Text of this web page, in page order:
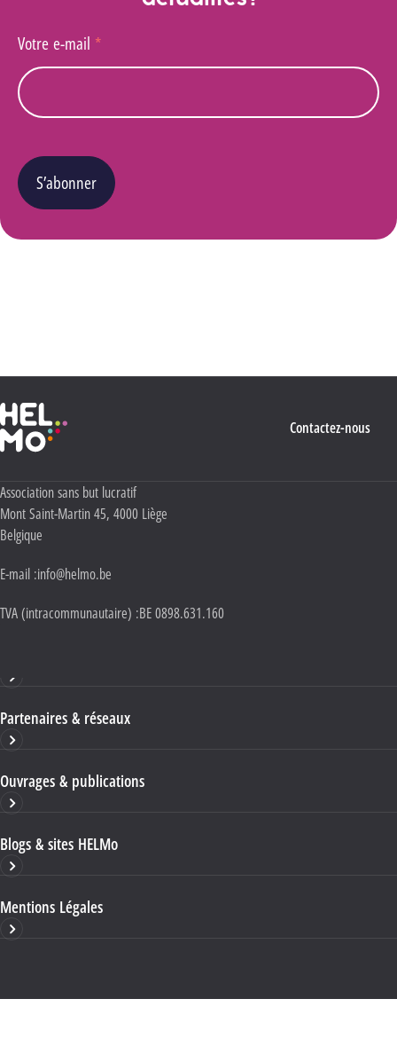
Votre e-mail *
S’abonner
Haute École Libre Mosane
Contactez-nous
Adresse :
Association sans but lucratif
Mont Saint-Martin 45, 4000 Liège
Belgique
E-mail :info@helmo.be
TVA (intracommunautaire) :BE 0898.631.160
Partenaires & réseaux
Ouvrages & publications
Blogs & sites HELMo
Mentions Légales